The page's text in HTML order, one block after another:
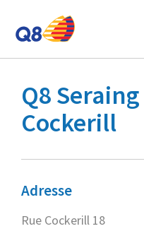
Q8
Cockerill
Adresse
Rue Cockerill 18